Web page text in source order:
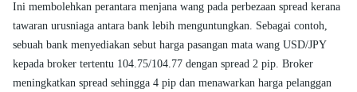
Ini membolehkan perantara menjana wang pada perbezaan spread kerana
tawaran urusniaga antara bank lebih menguntungkan. Sebagai contoh,
sebuah bank menyediakan sebut harga pasangan mata wang USD/JPY
kepada broker tertentu 104.75/104.77 dengan spread 2 pip. Broker
meningkatkan spread sehingga 4 pip dan menawarkan harga pelanggan